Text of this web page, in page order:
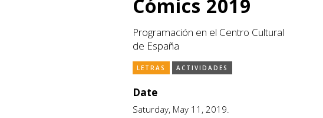
Cómics 2019
Programación en el Centro Cultural
de España
LETRAS ACTIVIDADES
Date
Saturday, May 11, 2019.